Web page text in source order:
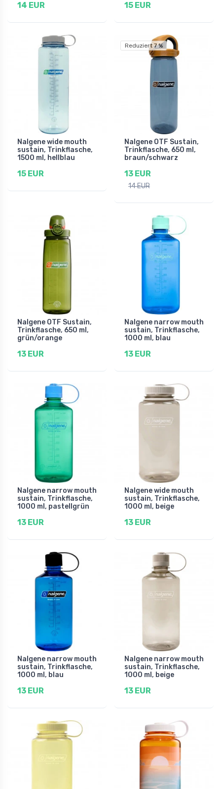
14 EUR 15 EUR
Nalgene wide mouth
sustain, Trinkflasche,
1500 ml, hellblau
15 EUR
Reduziert 7 %
Nalgene OTF Sustain,
Trinkflasche, 650 ml,
braun/schwarz
13 EUR
14 EUR
Nalgene OTF Sustain,
Trinkflasche, 650 ml,
grün/orange
13 EUR
Nalgene narrow mouth
sustain, Trinkflasche,
1000 ml, blau
13 EUR
Nalgene narrow mouth
sustain, Trinkflasche,
1000 ml, pastellgrün
13 EUR
Nalgene wide mouth
sustain, Trinkflasche,
1000 ml, beige
13 EUR
Nalgene narrow mouth
sustain, Trinkflasche,
1000 ml, blau
13 EUR
Nalgene narrow mouth
sustain, Trinkflasche,
1000 ml, beige
13 EUR